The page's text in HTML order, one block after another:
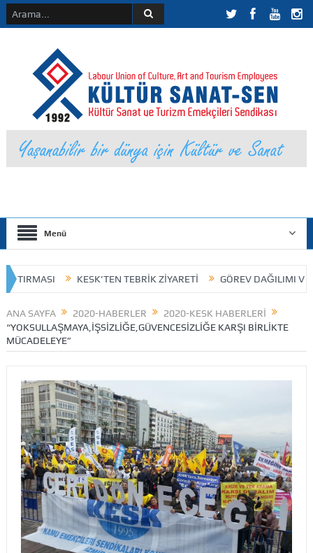
Menü
KESK’TEN TEBRİK ZİYARETİ GÖREV DAĞILIMI VE DEVİR
ANA SAYFA 2020-HABERLER
2020-KESK HABERLERİ
“YOKSULLAŞMAYA,İŞSİZLİĞE,GÜVENCESİZLİĞE KARŞI BİRLİKTE
MÜCADELEYE”